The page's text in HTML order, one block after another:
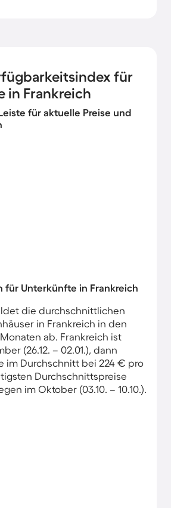
für
in Frankreich
für aktuelle Preise und
für Unterkünfte in Frankreich
die durchschnittlichen
in Frankreich in den
ab. Frankreich ist
(26.12. – 02.01.), dann
im Durchschnitt bei 224 € pro
Durchschnittspreise
im Oktober (03.10. – 10.10.).